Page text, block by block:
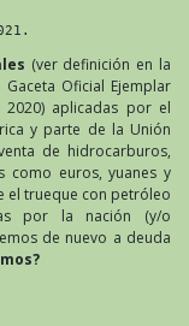
(ver definición en la
Oficial Ejemplar
aplicadas por el
y parte de la Unión
de hidrocarburos,
como euros, yuanes y
el trueque con petróleo
por la nación (y/o
de nuevo a deuda